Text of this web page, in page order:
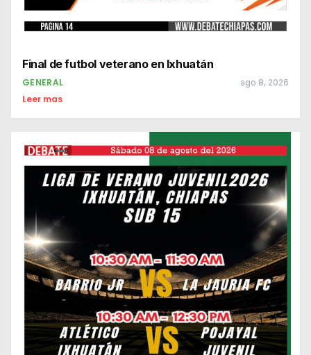
Final de futbol veterano en Ixhuatán
GENERAL ago 8, 2026
Leer mas